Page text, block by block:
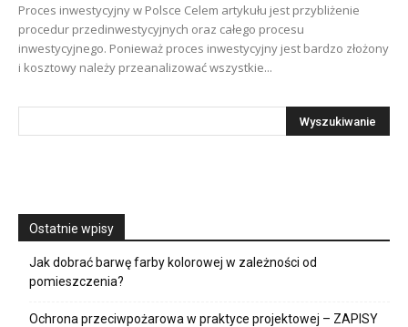
Proces inwestycyjny w Polsce Celem artykułu jest przybliżenie
procedur przedinwestycyjnych oraz całego procesu
inwestycyjnego. Ponieważ proces inwestycyjny jest bardzo złożony
i kosztowy należy przeanalizować wszystkie...
Ostatnie wpisy
Jak dobrać barwę farby kolorowej w zależności od
pomieszczenia?
Ochrona przeciwpożarowa w praktyce projektowej – ZAPISY